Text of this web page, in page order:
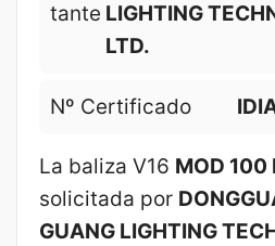
tante LIGHTING
LTD.
Nº Certificado
La baliza V16 MOD 100
solicitada por
GUANG LIGHTING